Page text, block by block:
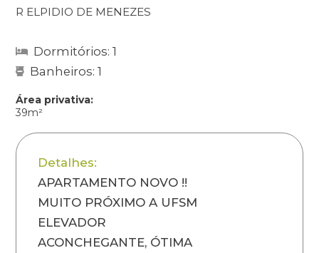
R ELPIDIO DE MENEZES
Dormitórios: 1
Banheiros: 1
Área privativa:
39m²
Detalhes:
APARTAMENTO NOVO !!
MUITO PRÓXIMO A UFSM
ELEVADOR
ACONCHEGANTE, ÓTIMA